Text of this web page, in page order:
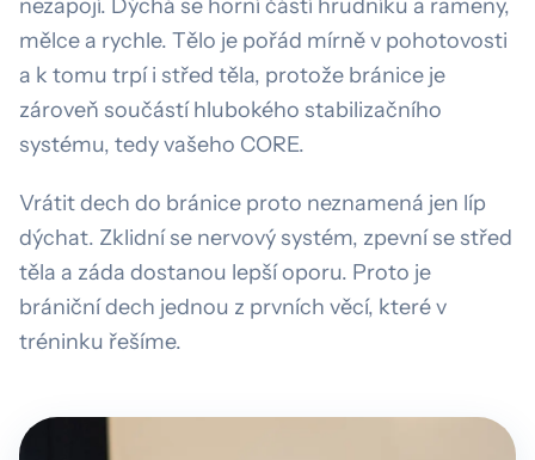
nezapojí. Dýchá se horní částí hrudníku a rameny,
mělce a rychle. Tělo je pořád mírně v pohotovosti
a k tomu trpí i střed těla, protože bránice je
zároveň součástí hlubokého stabilizačního
systému, tedy vašeho CORE.
Vrátit dech do bránice proto neznamená jen líp
dýchat. Zklidní se nervový systém, zpevní se střed
těla a záda dostanou lepší oporu. Proto je
brániční dech jednou z prvních věcí, které v
tréninku řešíme.